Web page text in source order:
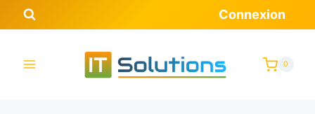
Aller
au
Connexion
0